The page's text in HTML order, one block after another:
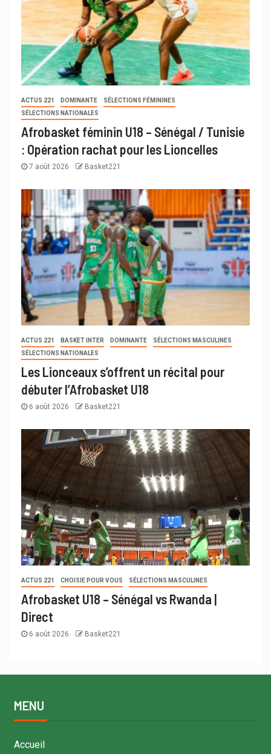
ACTUS 221 DOMINANTE
SÉLECTIONS FÉMININES
SÉLECTIONS NATIONALES
Afrobasket féminin U18 – Sénégal / Tunisie
: Opération rachat pour les Lioncelles
7 août 2026 Basket221
ACTUS 221 BASKET INTER DOMINANTE
SÉLECTIONS MASCULINES
SÉLECTIONS NATIONALES
Les Lionceaux s’offrent un récital pour
débuter l’Afrobasket U18
6 août 2026 Basket221
ACTUS 221 CHOISIE POUR VOUS SÉLECTIONS MASCULINES
Afrobasket U18 – Sénégal vs Rwanda |
Direct
6 août 2026 Basket221
MENU
Accueil